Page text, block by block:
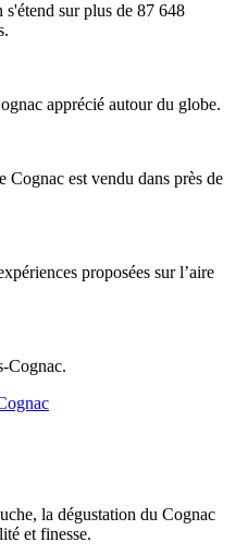
sur plus de 87 648
apprécié autour du globe.
Cognac est vendu dans près de
proposées sur l’aire
Cognac.
la dégustation du Cognac
et finesse.